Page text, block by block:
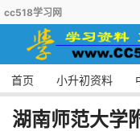
cc518学习网
首页 小升初资料
湖南师范大学